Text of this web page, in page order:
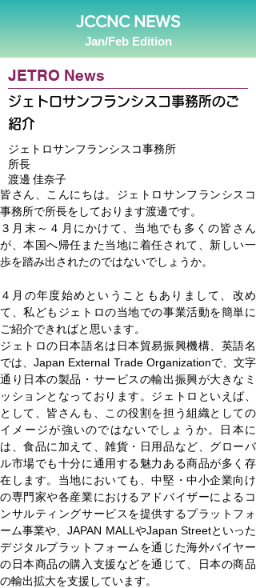
JCCNC NEWS
Jan/Feb Edition
JETRO News
ジェトロサンフランシスコ事務所のご
紹介
ジェトロサンフランシスコ事務所
所長
渡邊 佳奈子
皆さん、こんにちは。ジェトロサンフランシスコ
事務所で所長をしております渡邊です。
３月末～４月にかけて、当地でも多くの皆さん
が、本国へ帰任また当地に着任されて、新しい一
歩を踏み出されたのではないでしょうか。
４月の年度始めということもありまして、改め
て、私どもジェトロの当地での事業活動を簡単に
ご紹介できればと思います。
ジェトロの日本語名は日本貿易振興機構、英語名
では、Japan External Trade Organizationで、文字
通り日本の製品・サービスの輸出振興が大きなミ
ッションとなっております。ジェトロといえば、
として、皆さんも、この役割を担う組織としての
イメージが強いのではないでしょうか。日本に
は、食品に加えて、雑貨・日用品など、グローバ
ル市場でも十分に通用する魅力ある商品が多く存
在します。当地においても、中堅・中小企業向け
の専門家や各産業におけるアドバイザーによるコ
ンサルティングサービスを提供するプラットフォ
ーム事業や、JAPAN MALLやJapan Streetといった
デジタルプラットフォームを通じた海外バイヤー
の日本商品の購入支援などを通じて、日本の商品
の輸出拡大を支援しています。